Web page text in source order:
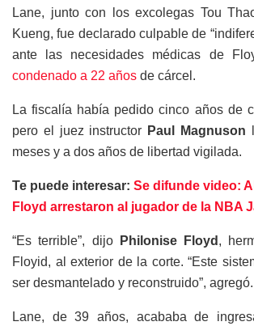
Lane, junto con los excolegas Tou
Kueng, fue declarado culpable de
ante las necesidades médicas de
condenado a 22 años de cárcel.
La fiscalía había pedido cinco años de
pero el juez instructor Paul Magnuson
meses y a dos años de libertad vigilada.
Te puede interesar: Se difunde video:
Floyd arrestaron al jugador de la NBA
“Es terrible”, dijo Philonise Floyd ,
Floyid, al exterior de la corte. “Este
ser desmantelado y reconstruido”, agregó.
Lane, de 39 años, acababa de